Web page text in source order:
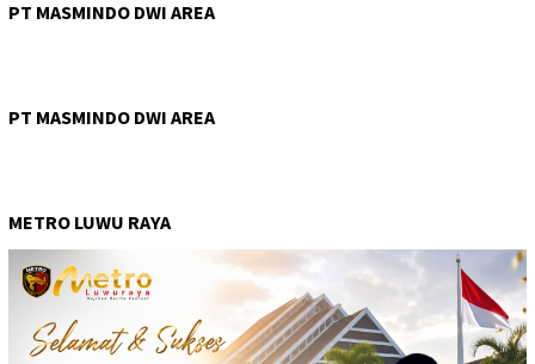
PT MASMINDO DWI AREA
PT MASMINDO DWI AREA
METRO LUWU RAYA